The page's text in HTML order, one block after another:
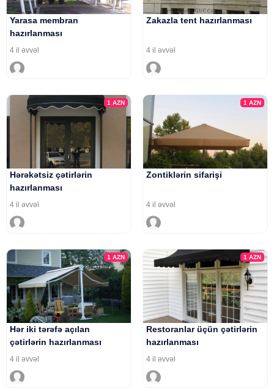
Yarasa membran
hazırlanması
4 il əvvəl
Zakazla tent hazırlanması
4 il əvvəl
1AZN
Hərəkətsiz çətirlərin
hazırlanması
4 il əvvəl
1 AZN
Zontiklərin sifarişi
4 il əvvəl
1AZN
Hər iki tərəfə açılan
çətirlərin hazırlanması
4 il əvvəl
1 AZN
Restoranlar üçün çətirlərin
hazırlanması
4 il əvvəl